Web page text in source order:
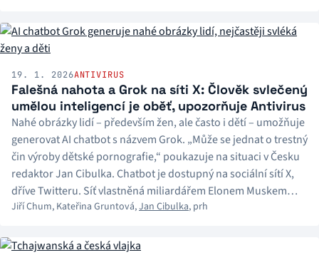
19. 1. 2026ANTIVIRUS
Falešná nahota a Grok na síti X: Člověk svlečený
umělou inteligencí je oběť, upozorňuje Antivirus
Nahé obrázky lidí – především žen, ale často i dětí – umožňuje
generovat AI chatbot s názvem Grok. „Může se jednat o trestný
čin výroby dětské pornografie,“ poukazuje na situaci v Česku
redaktor Jan Cibulka. Chatbot je dostupný na sociální sítí X,
dříve Twitteru. Síť vlastněná miliardářem Elonem Muskem
tvrdí, že se problém snaží řešit, ale uživatelé nacházejí nové
Jiří Chum, Kateřina Gruntová,Jan Cibulka, prh